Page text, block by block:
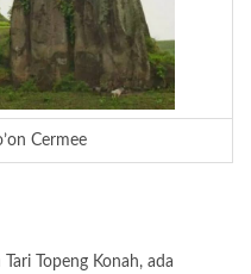
Cermee
Topeng Konah, ada